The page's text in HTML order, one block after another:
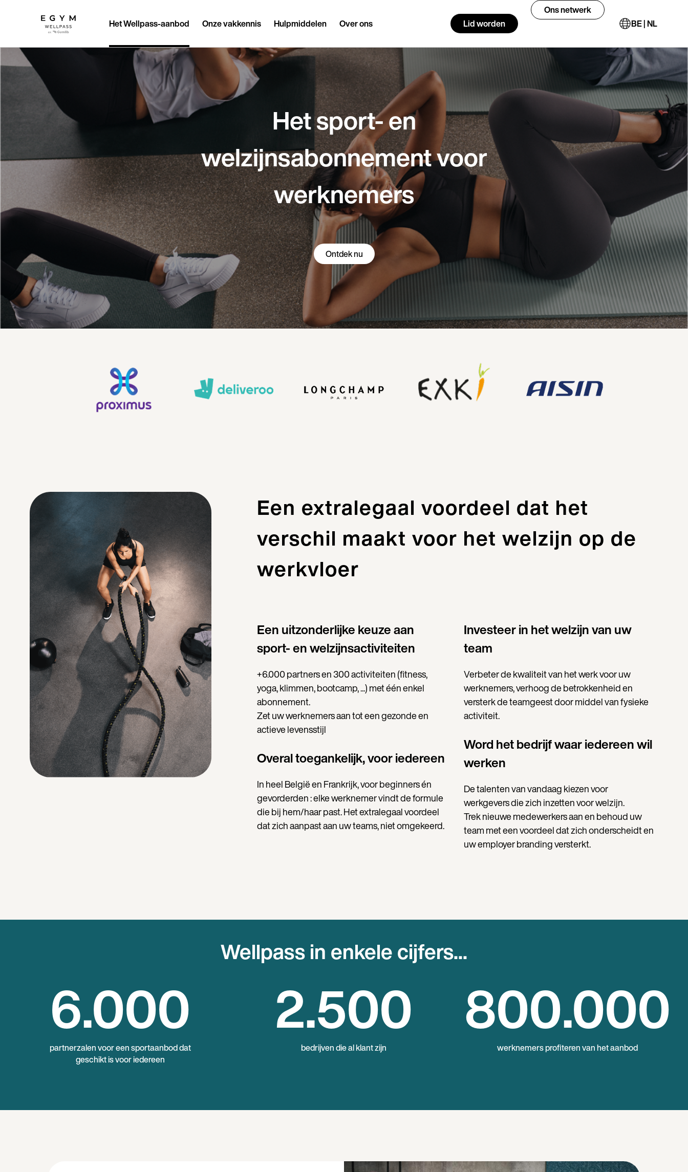
gaan
Het Wellpass-aanbod Onze vakkennis Hulpmiddelen Over ons Lid worden
Ons netwerk
BE | NL
Het sport- en
welzijnsabonnement voor
werknemers
Ontdek nu
Een extralegaal voordeel dat het
verschil maakt voor het welzijn op de
werkvloer
Een uitzonderlijke keuze aan
sport- en welzijnsactiviteiten
+6.000 partners en 300 activiteiten (fitness,
yoga, klimmen, bootcamp, ...) met één enkel
abonnement.
Zet uw werknemers aan tot een gezonde en
actieve levensstijl
Overal toegankelijk, voor iedereen
In heel België en Frankrijk, voor beginners én
gevorderden : elke werknemer vindt de formule
die bij hem/haar past. Het extralegaal voordeel
dat zich aanpast aan uw teams, niet omgekeerd.
Investeer in het welzijn van uw
team
Verbeter de kwaliteit van het werk voor uw
werknemers, verhoog de betrokkenheid en
versterk de teamgeest door middel van fysieke
activiteit.
Word het bedrijf waar iedereen wil
werken
De talenten van vandaag kiezen voor
werkgevers die zich inzetten voor welzijn.
Trek nieuwe medewerkers aan en behoud uw
team met een voordeel dat zich onderscheidt en
uw employer branding versterkt.
Wellpass in enkele cijfers...
6.000
partnerzalen voor een sportaanbod dat
geschikt is voor iedereen
2.500
bedrijven die al klant zijn
800.000
werknemers profiteren van het aanbod